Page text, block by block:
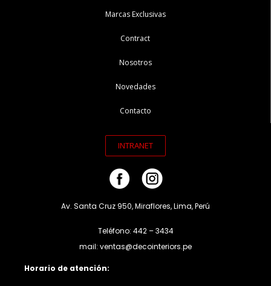
Marcas Exclusivas
Contract
Nosotros
Novedades
Contacto
INTRANET
Av. Santa Cruz 950, Miraflores, Lima, Perú
Teléfono: 442 – 3434
mail: ventas@decointeriors.pe
Horario de atención: